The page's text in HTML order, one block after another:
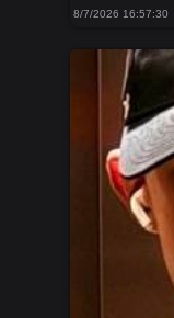
8/7/2026 16:57:30